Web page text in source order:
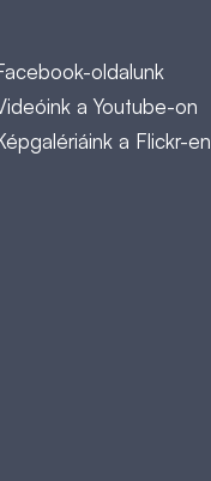
oldalunk
a Youtube-on
a Flickr-en